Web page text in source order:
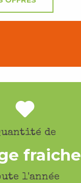
de
fraiche
l'année